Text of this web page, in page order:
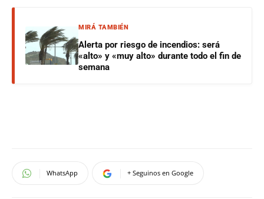
MIRÁ TAMBIÉN
Alerta por riesgo de incendios: será
«alto» y «muy alto» durante todo el fin de
semana
WhatsApp + Seguinos en Google